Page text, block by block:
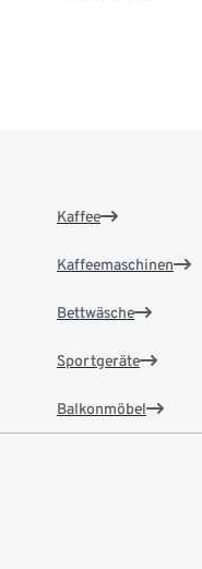
Kaffee
Kaffeemaschinen
Bettwäsche
Sportgeräte
Balkonmöbel